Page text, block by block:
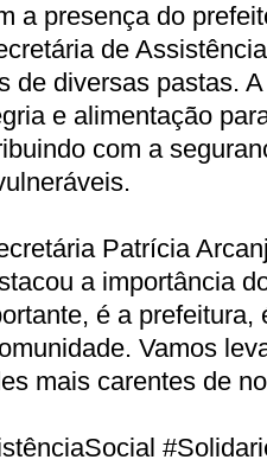
a presença do
de
de diversas pastas.
e alimentação
com a
Patrícia
a importância
é a prefeitura,
Vamos
mais carentes de